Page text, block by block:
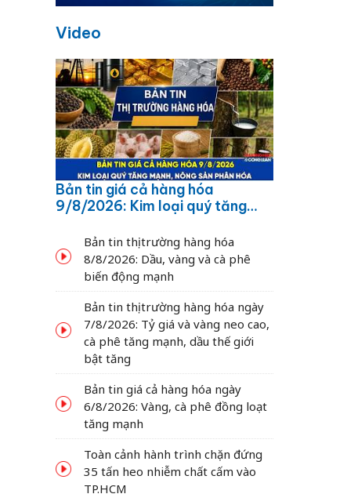
Video
Bản tin giá cả hàng hóa
9/8/2026: Kim loại quý tăng
Bản tin thị trường hàng hóa
8/8/2026: Dầu, vàng và cà phê
biến động mạnh
Bản tin thị trường hàng hóa ngày
7/8/2026: Tỷ giá và vàng neo cao,
cà phê tăng mạnh, dầu thế giới
bật tăng
Bản tin giá cả hàng hóa ngày
6/8/2026: Vàng, cà phê đồng loạt
tăng mạnh
Toàn cảnh hành trình chặn đứng
35 tấn heo nhiễm chất cấm vào
TP.HCM